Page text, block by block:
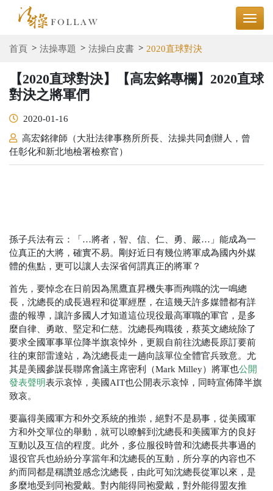
首頁 法操專題 法操白皮書 2020直球對決
【2020直球對決】【高宏銘專欄】2020直球
對決之將軍們
2020-01-16
高宏銘律師（大壯法律事務所所長、法操共同創辦人，曾
任彰化和新北地檢署檢察官）
孫子兵法有云：「…將者，智、信、仁、勇、嚴…」能成為一
位真正的大將，確實不易。剛好近日有幾位將軍成為國內外媒
體的焦點，更可以讓人去深省何謂真正的將軍？
首先，要悼念在日前因為黑鷹直昇機失事而殉職的沈一鳴總
長，沈總長的成長過程和從軍經歷，在這幾天許多媒體都有詳
盡的報導，讓許多國人才知道這位現役最高軍職的軍官，是多
麼自律、勇敢、堅定和仁慈。沈總長殉職後，蔡英文總統除了
要求全國軍事單位降半旗哀悼外，更親自前往沈總長原訂要前
往的東部雷達站，為沈總長走一趟向該單位全體官兵致意。尤
其是美國參謀長聯席會議主席密利（Mark Milley）將軍也公開
發表聲明表示哀悼，美國AIT也公開表示哀悼，同時宣佈降半旗
致哀。
要贏得美國軍方和外交系統的推崇，絕對不是易事，從美國軍
方和外交單位的舉動，就可以瞭解到沈總長和美國軍方的良好
互動以及互信的程度。此外，多位服役時曾和沈總長共事過的
退役官兵也紛紛分享當年和沈總長的互動，所分享的內容也不
約而同都是稱讚並感念沈總長，由此可知沈總長從軍以來，是
多麼地受到同袍愛戴。對內能得同袍愛戴，對外能得盟友推